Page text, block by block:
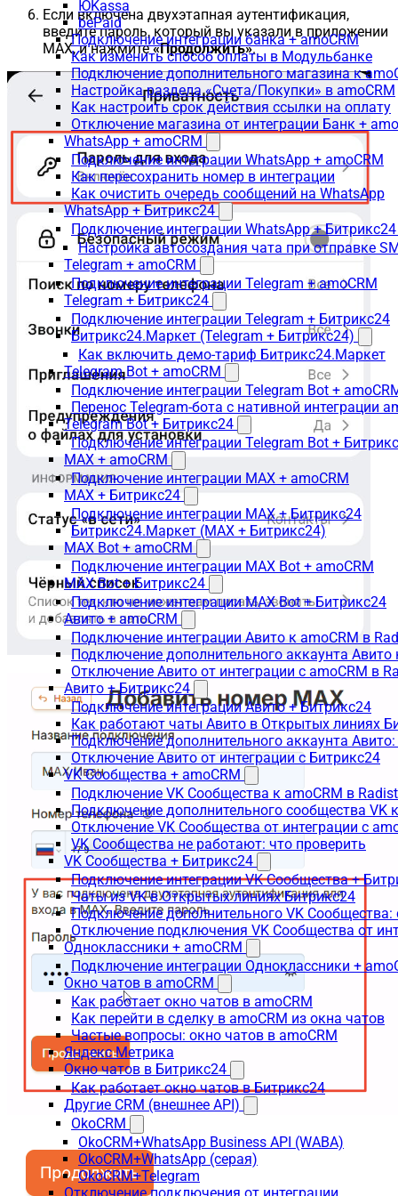
ЮKassa
bePaid
Подключение интеграции банка + amoCRM
Как изменить способ оплаты в Модульбанке
Подключение дополнительного магазина к
Настройка раздела «Счета/Покупки» в amoCRM
Как настроить срок действия ссылки на оплату
Отключение магазина от интеграции Банк +
WhatsApp + amoCRM
Подключение интеграции WhatsApp + amoCRM
Как пересохранить номер в интеграции
Как очистить очередь сообщений на WhatsApp
WhatsApp + Битрикс24
Подключение интеграции WhatsApp + Битрикс24
Настройка автосоздания чата при отправке
Telegram + amoCRM
Подключение интеграции Telegram + amoCRM
Telegram + Битрикс24
Подключение интеграции Telegram + Битрикс24
Битрикс24.Маркет (Telegram + Битрикс24)
Как включить демо-тариф Битрикс24.Маркет
Telegram Bot + amoCRM
Подключение интеграции Telegram Bot +
Перенос Telegram-бота с нативной интеграции
Telegram Bot + Битрикс24
Подключение интеграции Telegram Bot +
MAX + amoCRM
Подключение интеграции MAX + amoCRM
MAX + Битрикс24
Подключение интеграции MAX + Битрикс24
Битрикс24.Маркет (MAX + Битрикс24)
MAX Bot + amoCRM
Подключение интеграции MAX Bot + amoCRM
MAX Bot + Битрикс24
Подключение интеграции MAX Bot + Битрикс24
Авито + amoCRM
Подключение интеграции Авито к amoCRM в
Подключение дополнительного аккаунта Авито
Отключение Авито от интеграции с amoCRM в
Авито + Битрикс24
Подключение интеграции Авито + Битрикс24
Как работают чаты Авито в Открытых линиях
Подключение дополнительного аккаунта
Отключение Авито от интеграции с Битрикс24
VK Сообщества + amoCRM
Подключение VK Сообщества к amoCRM в
Подключение дополнительного сообщества VK
Отключение VK Сообщества от интеграции с
VK Сообщества не работают: что проверить
VK Сообщества + Битрикс24
Подключение интеграции VK Сообщества +
Чаты из VK в Открытых линиях Битрикс24
Подключение дополнительного VK
Отключение подключения VK Сообщества от
Одноклассники + amoCRM
Подключение интеграции Одноклассники +
Окно чатов в amoCRM
Как работает окно чатов в amoCRM
Как перейти в сделку в amoCRM из окна чатов
Частые вопросы: окно чатов в amoCRM
Яндекс Метрика
Окно чатов в Битрикс24
Как работает окно чатов в Битрикс24
Другие CRM (внешнее API)
OkoCRM
OkoCRM+WhatsApp Business API (WABA)
OkoCRM+WhatsApp (серая)
OkoCRM+Telegram
Если включена двухэтапная аутентификация,
введите пароль, который вы указали в приложении
MAX, и нажмите«Продолжить».